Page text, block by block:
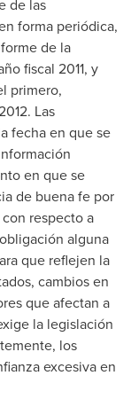
de las
forma periódica,
de la
fiscal 2011, y
primero,
Las
fecha en que se
en que se
de buena fe por
respecto a
alguna
que reflejen la
cambios en
que afectan a
la legislación
los
excesiva en